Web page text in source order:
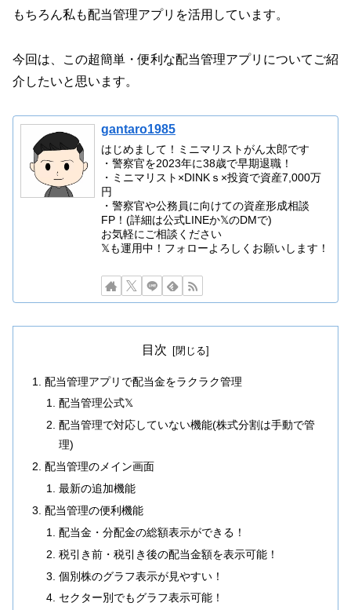
もちろん私も配当管理アプリを活用しています。
今回は、この超簡単・便利な配当管理アプリについてご紹
介したいと思います。
gantaro1985
はじめまして！ミニマリストがん太郎です
・警察官を2023年に38歳で早期退職！
・ミニマリスト×DINKｓ×投資で資産7,000万
円
・警察官や公務員に向けての資産形成相談
FP！(詳細は公式LINEか𝕏のDMで)
お気軽にご相談ください
𝕏も運用中！フォローよろしくお願いします！
目次
配当管理アプリで配当金をラクラク管理
配当管理公式𝕏
配当管理で対応していない機能(株式分割は手動で管
理)
配当管理のメイン画面
最新の追加機能
配当管理の便利機能
配当金・分配金の総額表示ができる！
税引き前・税引き後の配当金額を表示可能！
個別株のグラフ表示が見やすい！
セクター別でもグラフ表示可能！